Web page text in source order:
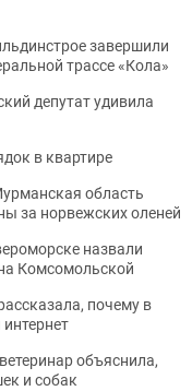
завершили
трассе «Кола»
депутат удивила
в квартире
область
за норвежских оленей
назвали
Комсомольской
почему в
объяснила,
и собак